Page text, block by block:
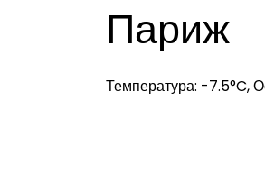
Париж
Температура: -7.5°C,